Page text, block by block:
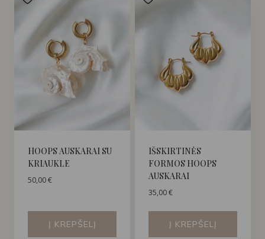
HOOPS AUSKARAI SU
KRIAUKLE
50,00€
Į KREPŠELĮ
IŠSKIRTINĖS
FORMOS HOOPS
AUSKARAI
35,00€
Į KREPŠELĮ